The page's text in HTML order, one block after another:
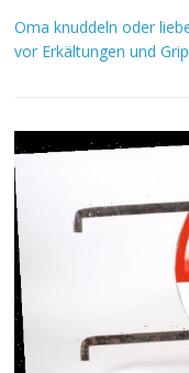
Oma knuddeln oder
vor Erkältungen und